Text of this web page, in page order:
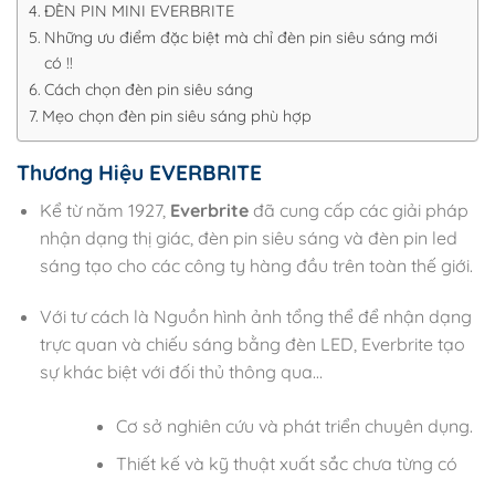
ĐÈN PIN MINI EVERBRITE
Những ưu điểm đặc biệt mà chỉ đèn pin siêu sáng mới
có !!
Cách chọn đèn pin siêu sáng
Mẹo chọn đèn pin siêu sáng phù hợp
Thương Hiệu EVERBRITE
Kể từ năm 1927, Everbriteđã cung cấp các giải pháp
nhận dạng thị giác, đèn pin siêu sáng và đèn pin led
sáng tạo cho các công ty hàng đầu trên toàn thế giới.
Với tư cách là Nguồn hình ảnh tổng thể để nhận dạng
trực quan và chiếu sáng bằng đèn LED, Everbrite tạo
sự khác biệt với đối thủ thông qua…
Cơ sở nghiên cứu và phát triển chuyên dụng.
Thiết kế và kỹ thuật xuất sắc chưa từng có